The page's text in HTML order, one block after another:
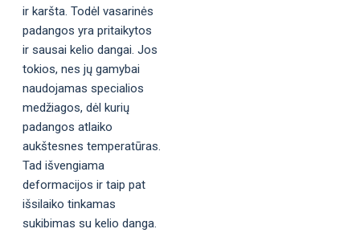
ir karšta. Todėl vasarinės
padangos yra pritaikytos
ir sausai kelio dangai. Jos
tokios, nes jų gamybai
naudojamas specialios
medžiagos, dėl kurių
padangos atlaiko
aukštesnes temperatūras.
Tad išvengiama
deformacijos ir taip pat
išsilaiko tinkamas
sukibimas su kelio danga.